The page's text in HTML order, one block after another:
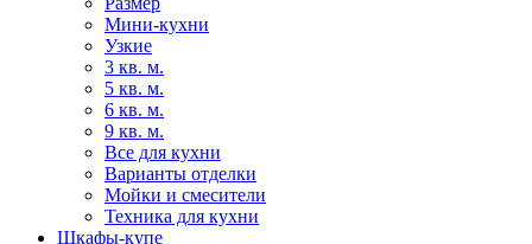
Мини-кухни
Узкие
3 кв. м.
5 кв. м.
6 кв. м.
9 кв. м.
Все для кухни
Варианты отделки
Мойки и смесители
Техника для кухни
Шкафы-купе